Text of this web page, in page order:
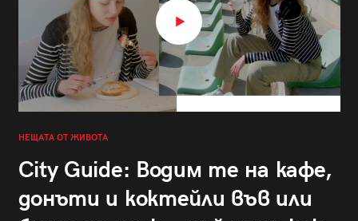
НЕЩАТА ОТ ЖИВОТА
City Guide: Водим те на кафе,
донъти и коктейли във или